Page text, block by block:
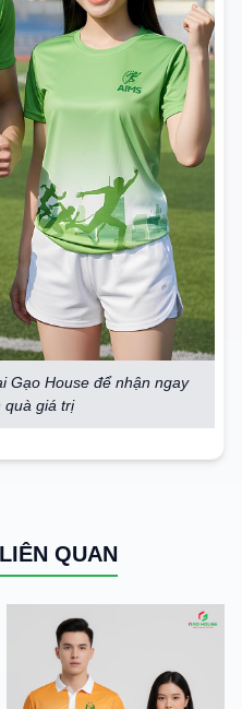
Gạo House để nhận ngay
quà giá trị
QUAN